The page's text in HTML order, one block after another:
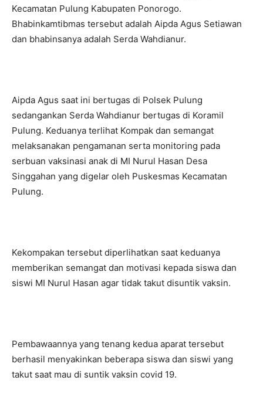
Kecamatan Pulung Kabupaten Ponorogo.
Bhabinkamtibmas tersebut adalah Aipda Agus Setiawan
dan bhabinsanya adalah Serda Wahdianur.
Aipda Agus saat ini bertugas di Polsek Pulung
sedangankan Serda Wahdianur bertugas di Koramil
Pulung. Keduanya terlihat Kompak dan semangat
melaksanakan pengamanan serta monitoring pada
serbuan vaksinasi anak di MI Nurul Hasan Desa
Singgahan yang digelar oleh Puskesmas Kecamatan
Pulung.
Kekompakan tersebut diperlihatkan saat keduanya
memberikan semangat dan motivasi kepada siswa dan
siswi MI Nurul Hasan agar tidak takut disuntik vaksin.
Pembawaannya yang tenang kedua aparat tersebut
berhasil menyakinkan beberapa siswa dan siswi yang
takut saat mau di suntik vaksin covid 19.